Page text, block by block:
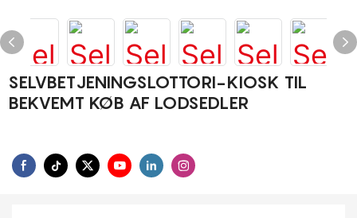
SELVBETJENINGSLOTTORI-KIOSK TIL
BEKVEMT KØB AF LODSEDLER